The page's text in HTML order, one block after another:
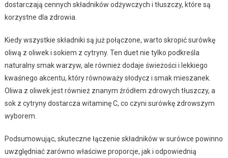
dostarczają cennych składników odżywczych i tłuszczy, które są
korzystne dla zdrowia.
Kiedy wszystkie składniki są już połączone, warto skropić surówkę
oliwą z oliwek i sokiem z cytryny. Ten duet nie tylko podkreśla
naturalny smak warzyw, ale również dodaje świeżości i lekkiego
kwaśnego akcentu, który równoważy słodycz i smak mieszanek.
Oliwa z oliwek jest również znanym źródłem zdrowych tłuszczy, a
sok z cytryny dostarcza witaminę C, co czyni surówkę zdrowszym
wyborem.
Podsumowując, skuteczne łączenie składników w surówce powinno
uwzględniać zarówno właściwe proporcje, jak i odpowiednią